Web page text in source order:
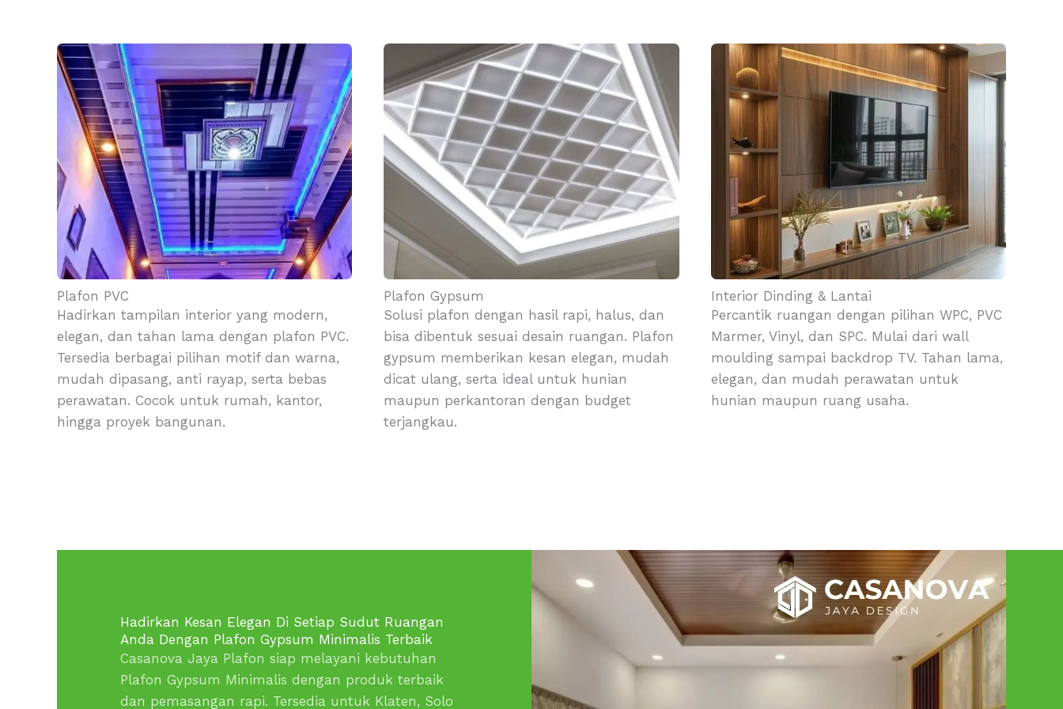
Plafon PVC
Hadirkan tampilan interior yang modern,
elegan, dan tahan lama dengan plafon PVC.
Tersedia berbagai pilihan motif dan warna,
mudah dipasang, anti rayap, serta bebas
perawatan. Cocok untuk rumah, kantor,
hingga proyek bangunan.
Plafon Gypsum
Solusi plafon dengan hasil rapi, halus, dan
bisa dibentuk sesuai desain ruangan. Plafon
gypsum memberikan kesan elegan, mudah
dicat ulang, serta ideal untuk hunian
maupun perkantoran dengan budget
terjangkau.
Interior Dinding & Lantai
Percantik ruangan dengan pilihan WPC, PVC
Marmer, Vinyl, dan SPC. Mulai dari wall
moulding sampai backdrop TV. Tahan lama,
elegan, dan mudah perawatan untuk
hunian maupun ruang usaha.
Hadirkan Kesan Elegan Di Setiap Sudut Ruangan
Anda Dengan Plafon Gypsum Minimalis Terbaik
Casanova Jaya Plafon siap melayani kebutuhan
Plafon Gypsum Minimalis dengan produk terbaik
dan pemasangan rapi. Tersedia untuk Klaten, Solo